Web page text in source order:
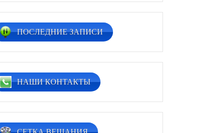
ПОСЛЕДНИЕ ЗАПИСИ
НАШИ КОНТАКТЫ